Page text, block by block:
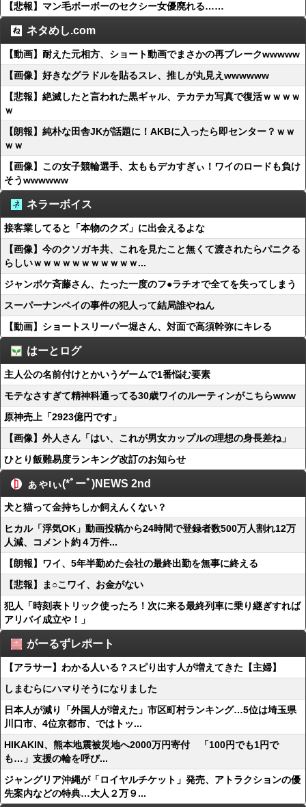
【悲報】マン毛ボーボーのセクシー女優廃れる……
ネタめし.com
【動画】耐えた元相方、ショート動画でまさかの再ブレークwwwww
【画像】好きなグラドルを貼るスレ、推しが丸見えwwwwww
【悲報】絶滅したと言われた黒ギャル、テカテカ写真で復活ｗｗｗｗ
ｗ
【朗報】純朴な田舎JKが話題に！AKBに入ったら即センター？ｗｗ
ｗｗ
【画像】この女子競輪選手、太ももデカすぎぃ！ワイのロードも負け
そうwwwwww
ネラーボイス
接客業してると「本物のクズ」に出会えるよな
【画像】今のクソガキ共、これを見たこと無くて渡されたらパニクる
らしいｗｗｗｗｗｗｗｗｗｗｗ...
ジャンポケ斉藤さん、たった一度のフ●ラチオで全てを失ってしまう
スーパーナンペイの事件の犯人って結局誰やねん
【動画】ショートスリーパー堀さん、対面で高須幹弥にキレる
はーとログ
主人公の名前付けとかいうゲームで1番悩む要素
モテなさすぎて精神科通ってる30歳ワイのルーティンがこちらwww
原神売上「2923億円です」
【画像】外人さん「はい、これが男女カップルの理想の身長差ね」
ひとり飯難易度ランキング改訂のお知らせ
ぁゃιぃ(*ﾟーﾟ)NEWS 2nd
犬と猫って金持ちしか飼えんくない？
ヒカル「浮気OK」動画投稿から24時間で登録者数500万人割れ12万
人減、コメント約４万件...
【朗報】ワイ、5年半勤めた会社の最終出勤を無事に終える
【悲報】ま○こワイ、お金がない
犯人「時刻表トリック使ったろ！次に来る最終列車に乗り継ぎすれば
アリバイ成立や！」
がーるずレポート
【アラサー】わかる人いる？スピり出す人が増えてきた【主婦】
しまむらにハマりそうになりました
日本人が減り「外国人が増えた」市区町村ランキング…5位は埼玉県
川口市、4位京都市、ではトッ...
HIKAKIN、熊本地震被災地へ2000万円寄付 「100円でも1円で
も…」支援の輪を呼び...
ジャングリア沖縄が「ロイヤルチケット」発売、アトラクションの優
先案内などの特典…大人２万９...